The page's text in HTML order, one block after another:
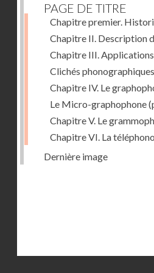
PAGE DE TITRE
Chapitre premier.
Chapitre II. Description
Chapitre III.
Clichés phonographiques
Chapitre IV. Le
Le Micro-graphophone
Chapitre V. Le
Chapitre VI. La
Dernière image